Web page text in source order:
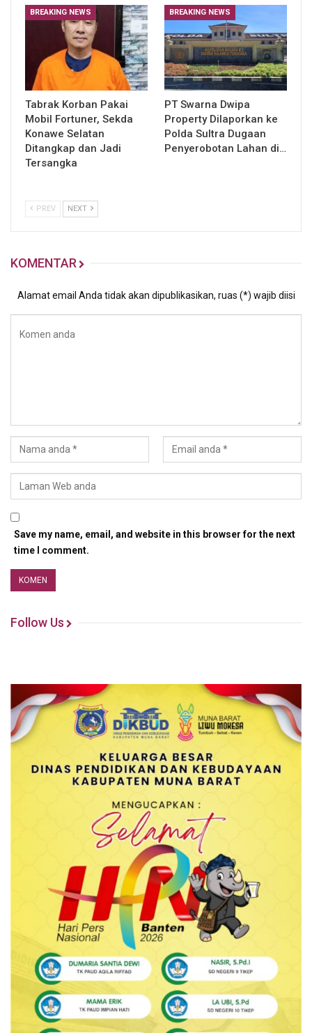
BREAKING NEWS
Tabrak Korban Pakai
Mobil Fortuner, Sekda
Konawe Selatan
Ditangkap dan Jadi
Tersangka
BREAKING NEWS
PT Swarna Dwipa
Property Dilaporkan ke
Polda Sultra Dugaan
Penyerobotan Lahan di…
PREV NEXT
KOMENTAR
Alamat email Anda tidak akan dipublikasikan, ruas (*) wajib diisi
Save my name, email, and website in this browser for the next
time I comment.
Follow Us